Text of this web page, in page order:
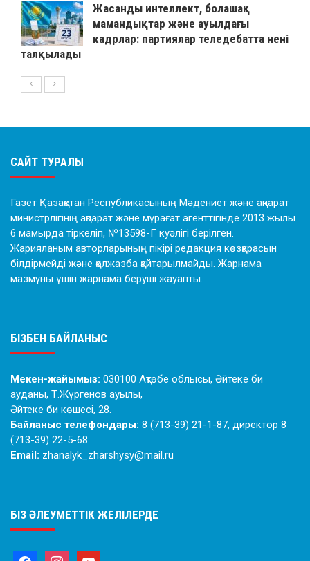
Жасанды интеллект, болашақ
мамандықтар және ауылдағы
кадрлар: партиялар теледебатта нені
талқылады
САЙТ ТУРАЛЫ
Газет Қазақстан Республикасының Мәдениет және ақпарат
министрлігінің ақпарат және мұрағат агенттігінде 2013 жылы
6 мамырда тіркеліп, №13598-Г куәлігі берілген.
Жарияланым авторларының пікірі редакция көзқарасын
білдірмейді және қолжазба қайтарылмайды. Жарнама
мазмұны үшін жарнама беруші жауапты.
БІЗБЕН БАЙЛАНЫС
Мекен-жайымыз: 030100 Ақтөбе облысы, Әйтеке би
ауданы, Т.Жүргенов ауылы,
Әйтеке би көшесі, 28.
Байланыс телефондары: 8 (713-39) 21-1-87, директор 8
(713-39) 22-5-68
Email: zhanalyk_zharshysy@mail.ru
БІЗ ӘЛЕУМЕТТІК ЖЕЛІЛЕРДЕ